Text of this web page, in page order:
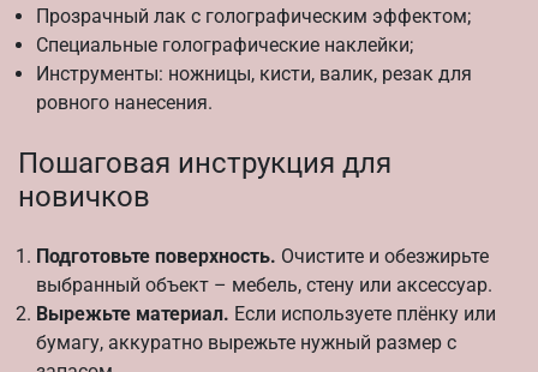
Прозрачный лак с голографическим эффектом;
Специальные голографические наклейки;
Инструменты: ножницы, кисти, валик, резак для
ровного нанесения.
Пошаговая инструкция для
новичков
Подготовьте поверхность. Очистите и обезжирьте
выбранный объект – мебель, стену или аксессуар.
Вырежьте материал. Если используете плёнку или
бумагу, аккуратно вырежьте нужный размер с